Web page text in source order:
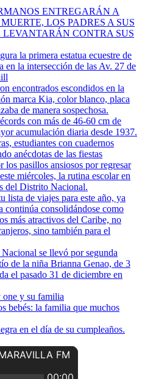
ENTREGARÁN A
LOS PADRES A SUS
LEVANTARÁN CONTRA SUS
la primera estatua ecuestre de
en la intersección de las Av. 27 de
encontrados escondidos en la
marca Kia, color blanco, placa
de manera sospechosa.
con más de 46-60 cm de
acumulación diaria desde 1937.
estudiantes con cuadernos
anécdotas de las fiestas
los pasillos ansiosos por regresar
miércoles, la rutina escolar en
del Distrito Nacional.
lista de viajes para este año, ya
continúa consolidándose como
más atractivos del Caribe, no
sino también para el
se llevó por segunda
de la niña Brianna Genao, de 3
el pasado 31 de diciembre en
one y su familia
bebés: la familia que muchos
en el día de su cumpleaños.